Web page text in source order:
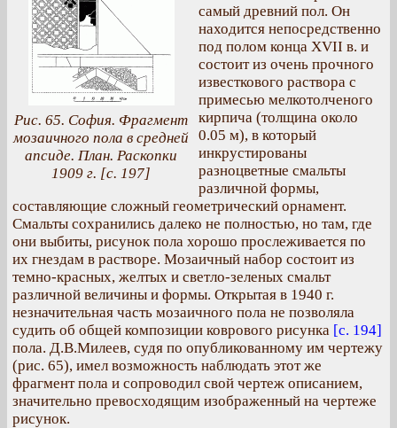
Рис. 65. София. Фрагмент
мозаичного пола в средней
апсиде. План. Раскопки
1909 г. [с. 197]
самый древний пол. Он
находится непосредственно
под полом конца XVII в. и
состоит из очень прочного
известкового раствора с
примесью мелкотолченого
кирпича (толщина около
0.05 м), в который
инкрустированы
разноцветные смальты
различной формы,
составляющие сложный геометрический орнамент.
Смальты сохранились далеко не полностью, но там, где
они выбиты, рисунок пола хорошо прослеживается по
их гнездам в растворе. Мозаичный набор состоит из
темно-красных, желтых и светло-зеленых смальт
различной величины и формы. Открытая в 1940 г.
незначительная часть мозаичного пола не позволяла
судить об общей композиции коврового рисунка [с. 194]
пола. Д.В.Милеев, судя по опубликованному им чертежу
(рис. 65), имел возможность наблюдать этот же
фрагмент пола и сопроводил свой чертеж описанием,
значительно превосходящим изображенный на чертеже
рисунок.